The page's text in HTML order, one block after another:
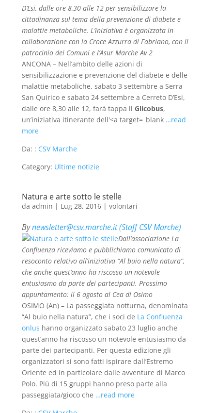
D’Esi, dalle ore 8,30 alle 12 per sensibilizzare la
cittadinanza sul tema della prevenzione di diabete e
malattie metaboliche. L’iniziativa è organizzata in
collaborazione con la Croce Azzurra di Fabriano, con il
patrocinio dei Comuni e l’Asur Marche Av 2
ANCONA – Nell’ambito delle azioni di
sensibilizzazione e prevenzione del diabete e delle
malattie metaboliche, sabato 3 settembre a Serra
San Quirico e sabato 24 settembre a Cerreto D’Esi,
dalle ore 8,30 alle 12, farà tappa il Glicobus,
un’iniziativa itinerante dell'<a target=_blank …read
more
Da: : CSV Marche
Category: Ultime notizie
Natura e arte sotto le stelle
da admin | Lug 28, 2016| volontari
Bynewsletter@csv.marche.it (Staff CSV Marche)
Dall’associazione La
Confluenza riceviamo e pubblichiamo comunicato di
resoconto relativo all’iniziativa “Al buio nella natura”,
che anche quest’anno ha riscosso un notevole
entusiasmo da parte dei partecipanti. Prossimo
appuntamento: il 6 agosto al Cea di Osimo
OSIMO (An) – La passeggiata notturna, denominata
“Al buio nella natura”, che i soci de La Confluenza
onlus hanno organizzato sabato 23 luglio anche
quest’anno ha riscosso un notevole entusiasmo da
parte dei partecipanti. Per questa edizione gli
organizzatori si sono fatti ispirare dall’Estremo
Oriente ed in particolare dalle avventure di Marco
Polo. Più di 15 gruppi hanno preso parte alla
passeggiata/gioco che …read more